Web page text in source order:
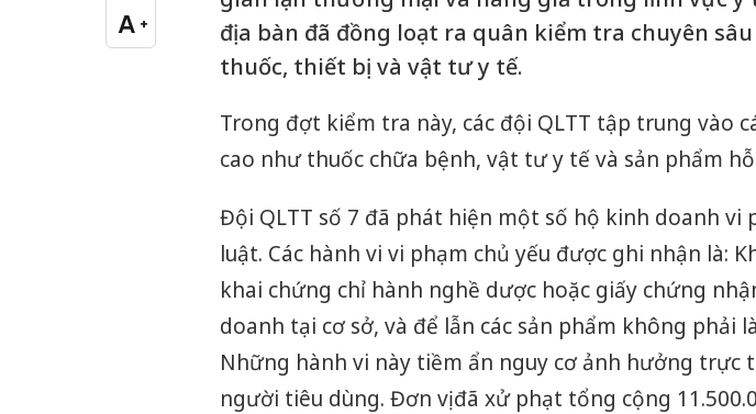
A +
Cỡ chữ lớnđịa bàn đã đồng loạt ra quân kiểm tra chuyên
thuốc, thiết bị và vật tư y tế.
Trong đợt kiểm tra này, các đội QLTT tập trung vào
cao như thuốc chữa bệnh, vật tư y tế và sản phẩm
Đội QLTT số 7 đã phát hiện một số hộ kinh doanh vi
luật. Các hành vi vi phạm chủ yếu được ghi nhận là:
khai chứng chỉ hành nghề dược hoặc giấy chứng
doanh tại cơ sở, và để lẫn các sản phẩm không phải
Những hành vi này tiềm ẩn nguy cơ ảnh hưởng trực
người tiêu dùng. Đơn vị đã xử phạt tổng cộng